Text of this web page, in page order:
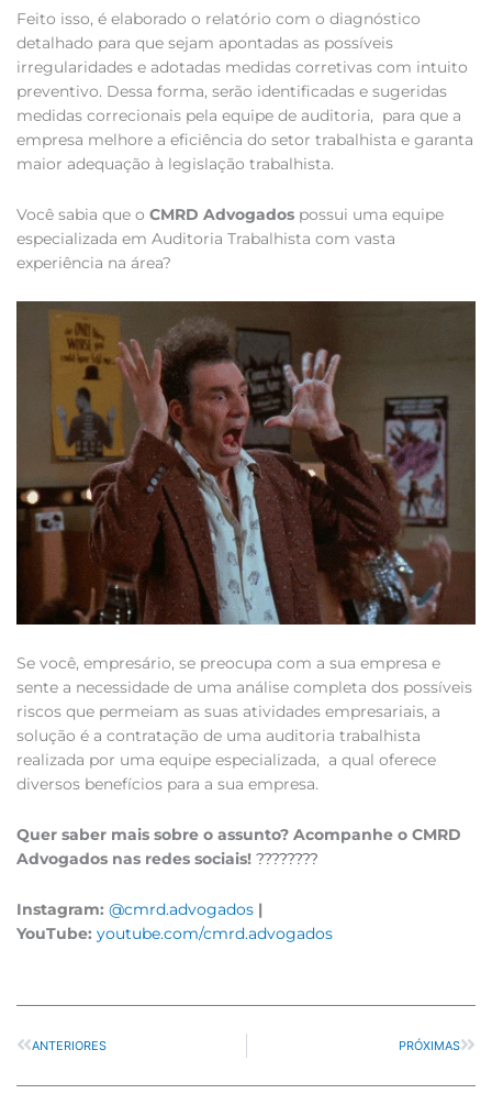
Feito isso, é elaborado o relatório com o diagnóstico
detalhado para que sejam apontadas as possíveis
irregularidades e adotadas medidas corretivas com intuito
preventivo. Dessa forma, serão identificadas e sugeridas
medidas correcionais pela equipe de auditoria, para que a
empresa melhore a eficiência do setor trabalhista e garanta
maior adequação à legislação trabalhista.
Você sabia que o CMRD Advogados possui uma equipe
especializada em Auditoria Trabalhista com vasta
experiência na área?
Se você, empresário, se preocupa com a sua empresa e
sente a necessidade de uma análise completa dos possíveis
riscos que permeiam as suas atividades empresariais, a
solução é a contratação de uma auditoria trabalhista
realizada por uma equipe especializada, a qual oferece
diversos benefícios para a sua empresa.
Quer saber mais sobre o assunto? Acompanhe o CMRD
Advogados nas redes sociais! ????????
Instagram: @cmrd.advogados |
YouTube: youtube.com/cmrd.advogados
ANTERIORES PRÓXIMAS